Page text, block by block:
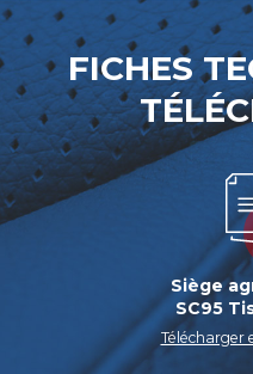
FICHES
Siège
SC95
Télécharger